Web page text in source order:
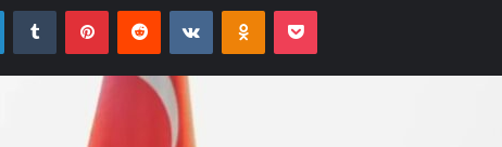
LinkedInTumblr PinterestReddit VKontakteOdnoklassniki
Pocket